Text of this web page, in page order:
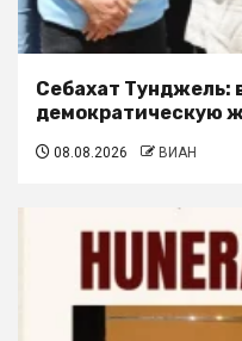
Себахат Тунджель:
демократическую
08.08.2026 ВИАН